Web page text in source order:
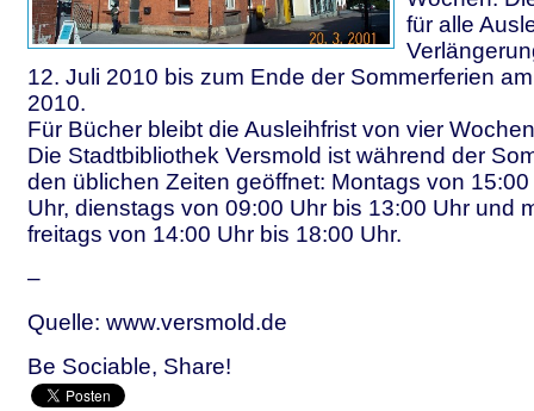
für alle
12. Juli 2010 bis zum Ende der Sommerferien
2010.
Für Bücher bleibt die Ausleihfrist von vier
Die Stadtbibliothek Versmold ist während der
den üblichen Zeiten geöffnet: Montags von
Uhr, dienstags von 09:00 Uhr bis 13:00 Uhr und
freitags von 14:00 Uhr bis 18:00 Uhr.
–
Quelle: www.versmold.de
Be Sociable, Share!